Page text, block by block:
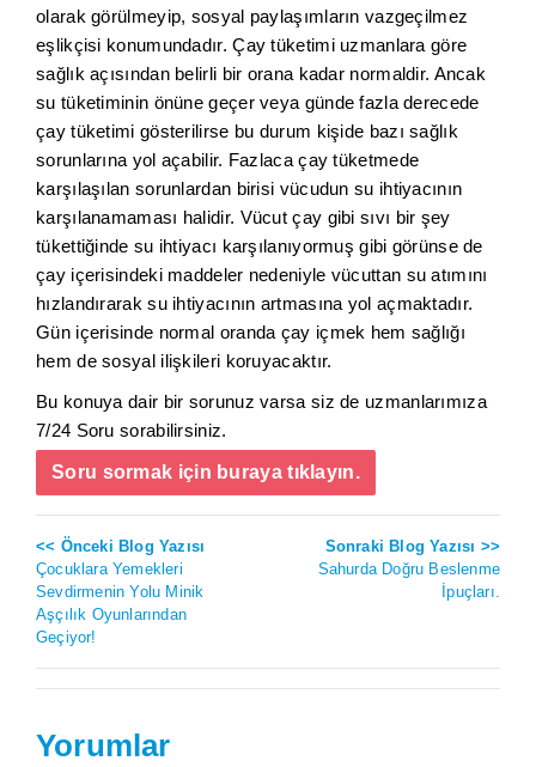
olarak görülmeyip, sosyal paylaşımların vazgeçilmez
eşlikçisi konumundadır. Çay tüketimi uzmanlara göre
sağlık açısından belirli bir orana kadar normaldir. Ancak
su tüketiminin önüne geçer veya günde fazla derecede
çay tüketimi gösterilirse bu durum kişide bazı sağlık
sorunlarına yol açabilir. Fazlaca çay tüketmede
karşılaşılan sorunlardan birisi vücudun su ihtiyacının
karşılanamaması halidir. Vücut çay gibi sıvı bir şey
tükettiğinde su ihtiyacı karşılanıyormuş gibi görünse de
çay içerisindeki maddeler nedeniyle vücuttan su atımını
hızlandırarak su ihtiyacının artmasına yol açmaktadır.
Gün içerisinde normal oranda çay içmek hem sağlığı
hem de sosyal ilişkileri koruyacaktır.
Bu konuya dair bir sorunuz varsa siz de uzmanlarımıza
7/24 Soru sorabilirsiniz.
Soru sormak için buraya tıklayın.
<< Önceki Blog Yazısı
Çocuklara Yemekleri
Sevdirmenin Yolu Minik
Aşçılık Oyunlarından
Geçiyor!
Sonraki Blog Yazısı >>
Sahurda Doğru Beslenme
İpuçları.
Yorumlar